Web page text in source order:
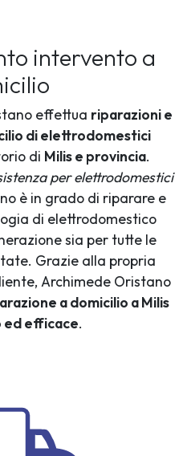
intervento a
effettua riparazioni e
di elettrodomestici
di Milis e provincia.
per elettrodomestici
è in grado di riparare e
di elettrodomestico
sia per tutte le
Grazie alla propria
Archimede Oristano
a domicilio a Milis
efficace.